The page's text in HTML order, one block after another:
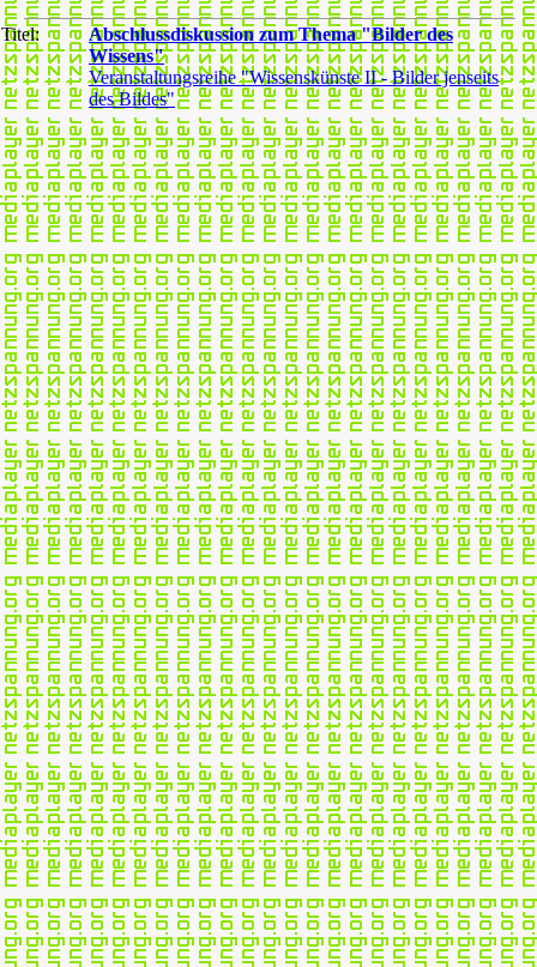
Titel:
Abschlussdiskussion zum Thema "Bilder des
Wissens"
Veranstaltungsreihe "Wissenskünste II - Bilder jenseits
des Bildes"